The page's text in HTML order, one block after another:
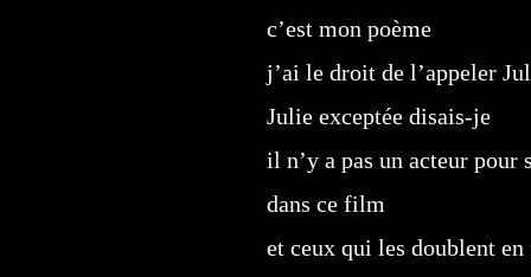
c’est mon poème
j’ai le droit de l’appeler
Julie exceptée disais-je
il n’y a pas un acteur pour
dans ce film
et ceux qui les doublent en